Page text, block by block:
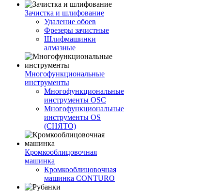
Зачистка и шлифование
Удаление обоев
Фрезеры зачистные
Шлифмашинки
алмазные
Многофункциональные
инструменты
Многофункциональные
инструменты OSC
Многофункциональные
инструменты OS
(СНЯТО)
Кромкооблицовочная
машинка
Кромкооблицовочная
машинка CONTURO